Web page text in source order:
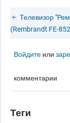
Телевизор
(Rembrandt FE-
Войдите или
комментарии
Теги